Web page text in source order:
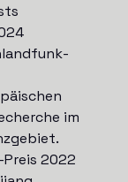
im
2022